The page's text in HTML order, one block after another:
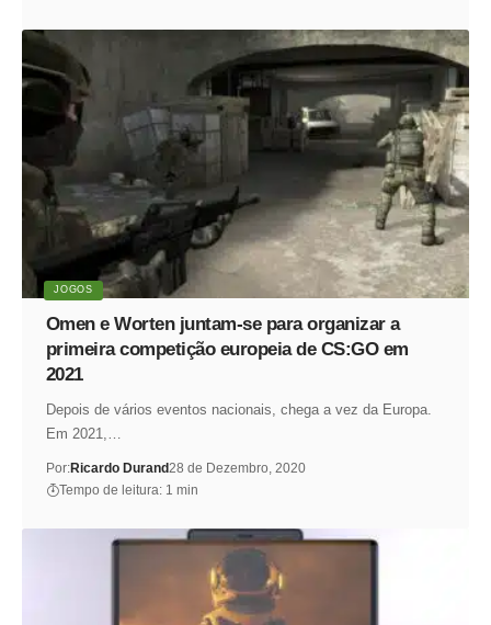
JOGOS
Omen e Worten juntam-se para organizar a
primeira competição europeia de CS:GO em
2021
Depois de vários eventos nacionais, chega a vez da Europa.
Em 2021,…
Por:Ricardo Durand28 de Dezembro, 2020
Tempo de leitura: 1 min